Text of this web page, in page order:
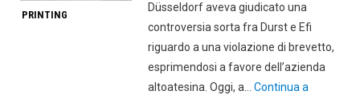
PRINTING
Düsseldorf aveva giudicato una
controversia sorta fra Durst e Efi
riguardo a una violazione di brevetto,
esprimendosi a favore dell’azienda
altoatesina. Oggi, a…Continua a